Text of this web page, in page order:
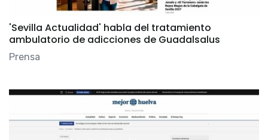
'Sevilla Actualidad' habla del tratamiento
ambulatorio de adicciones de Guadalsalus
Prensa